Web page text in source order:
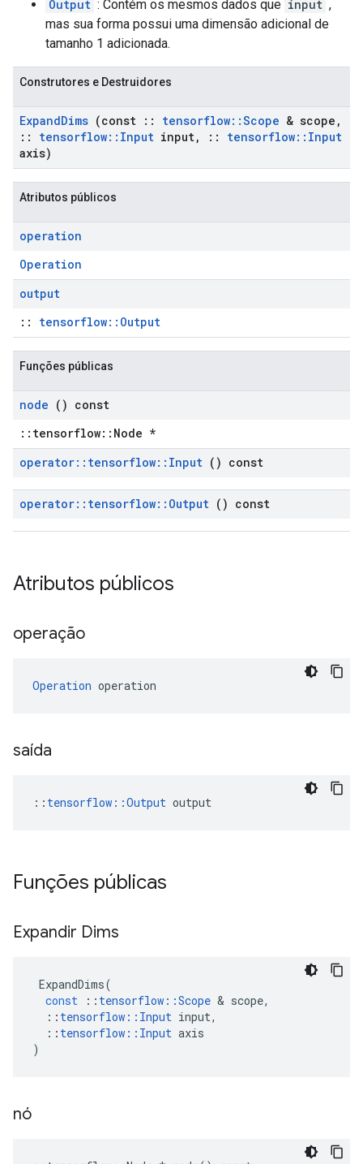
Output : Contém os mesmos dados que input ,
mas sua forma possui uma dimensão adicional de
tamanho 1 adicionada.
Construtores e Destruidores
ExpandDims (const :: tensorflow::Scope & scope ,
::
tensorflow:: Input input, :: tensorflow:: Input
axis)
Atributos públicos
operation
Operation
output
:: tensorflow::Output
Funções públicas
node () const
::tensorflow::Node *
operator:: tensorflow:: Input () const
operator:: tensorflow:: Output () const
Atributos públicos
operação
Operation operation
saída
:: tensorflow::Output output
Funções públicas
Expandir Dims
ExpandDims(
const
:: tensorflow ::Scope & scope,
:: tensorflow :: Input input,
:: tensorflow :: Input axis
)
nó